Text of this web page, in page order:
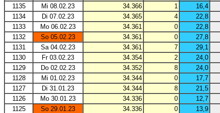
1135
Mi 08.02.23 34.366 1
16,4
1134
Di 07.02.23 34.365 4
22,8
1133
Mo 06.02.23 34.361 0
22,8
1132
So 05.02.23 34.361 0
27,8
1131
Sa 04.02.23 34.361 7
29,1
1130
Fr 03.02.23 34.354 2
24,0
1129
Do 02.02.23 34.352 8
24,0
1128
Mi 01.02.23 34.344 0
17,7
1127
Di 31.01.23 34.344 8
21,5
1126
Mo 30.01.23 34.336 0
12,7
1125
So 29.01.23 34.336 0
13,9